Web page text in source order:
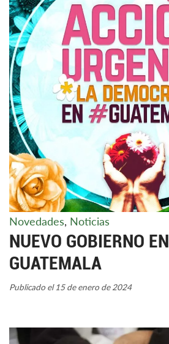
Novedades, Noticias
NUEVO GOBIERNO EN
GUATEMALA
Publicado el 15 de enero de 2024